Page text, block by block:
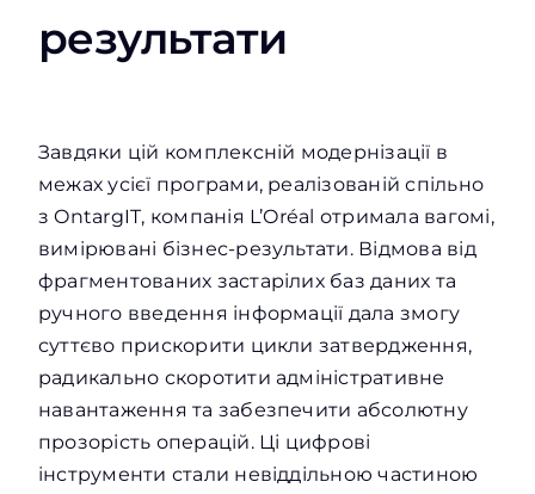
результати
Завдяки цій комплексній модернізації в
межах усієї програми, реалізованій спільно
з OntargIT, компанія L’Oréal отримала вагомі,
вимірювані бізнес-результати. Відмова від
фрагментованих застарілих баз даних та
ручного введення інформації дала змогу
суттєво прискорити цикли затвердження,
радикально скоротити адміністративне
навантаження та забезпечити абсолютну
прозорість операцій. Ці цифрові
інструменти стали невіддільною частиною